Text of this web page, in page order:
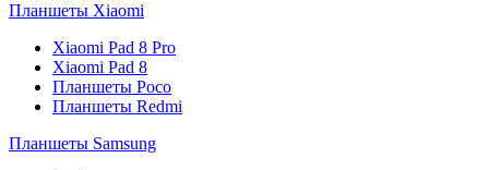
Планшеты Xiaomi
Xiaomi Pad 8 Pro
Xiaomi Pad 8
Планшеты Poco
Планшеты Redmi
Планшеты Samsung